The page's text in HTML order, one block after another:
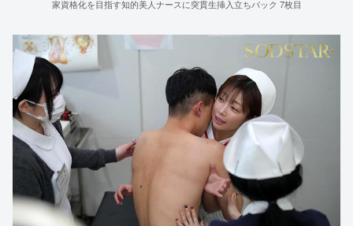
家資格化を目指す知的美人ナースに突貫生挿入立ちバック 7枚目